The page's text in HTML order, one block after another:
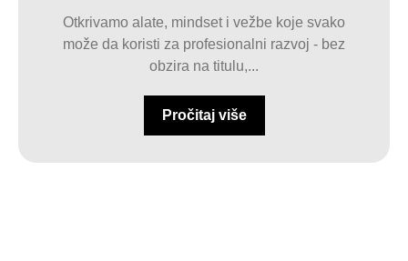
Otkrivamo alate, mindset i vežbe koje svako
može da koristi za profesionalni razvoj - bez
obzira na titulu,...
Pročitaj više